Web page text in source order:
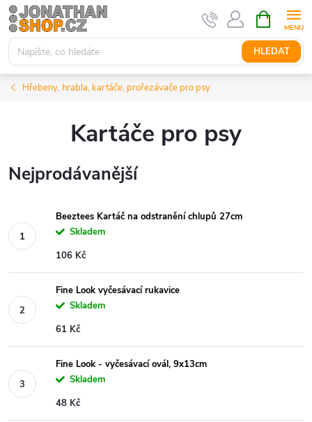
Přejít
na
obsah
HLEDAT
NÁKUPNÍ
KOŠÍK
Hřebeny, hrabla, kartáče, prořezávače pro psy
Kartáče pro psy
Nejprodávanější
Beeztees Kartáč na odstranění chlupů 27cm
Skladem
106 Kč
Fine Look vyčesávací rukavice
Skladem
61 Kč
Fine Look - vyčesávací ovál, 9x13cm
Skladem
48 Kč